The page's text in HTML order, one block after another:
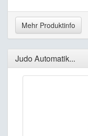
Mehr Produktinfo
Judo Automatik...